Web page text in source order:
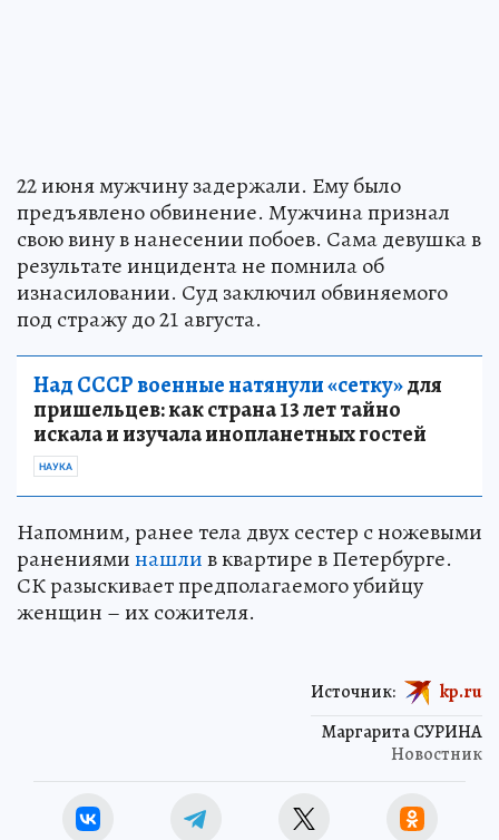
22 июня мужчину задержали. Ему было
предъявлено обвинение. Мужчина признал
свою вину в нанесении побоев. Сама девушка в
результате инцидента не помнила об
изнасиловании. Суд заключил обвиняемого
под стражу до 21 августа.
Над СССР военные натянули «сетку»для
пришельцев: как страна 13 лет тайно
искала и изучала инопланетных гостей
НАУКА
Напомним, ранее тела двух сестер с ножевыми
раненияминашлив квартире в Петербурге.
СК разыскивает предполагаемого убийцу
женщин – их сожителя.
Маргарита СУРИНА
Новостник
Источник: kp.ru